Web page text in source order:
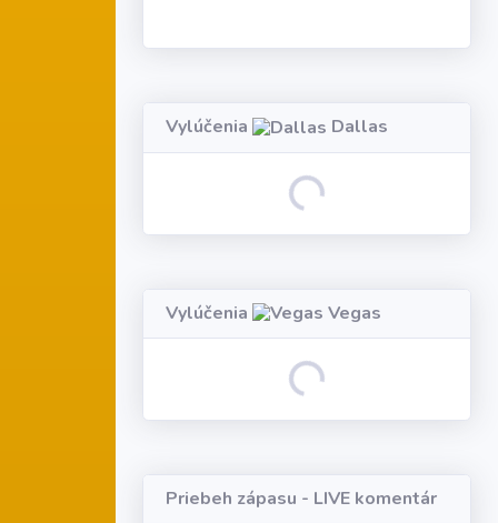
Vylúčenia Dallas
Loading...
Vylúčenia Vegas
Loading...
Priebeh zápasu - LIVE komentár